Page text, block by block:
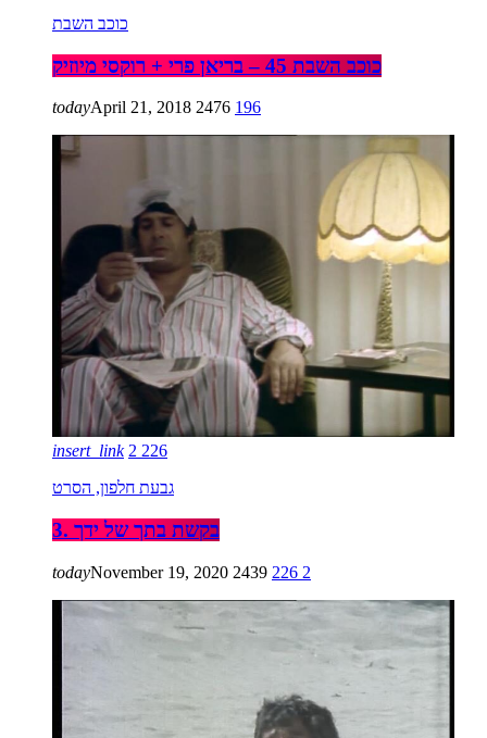
כוכב השבת
כוכב השבת 45 – בריאן פרי + רוקסי מיוזיק
todayApril 21, 2018 2476 196
insert_link 2 226
גבעת חלפון, הסרט
3. בקשת בתך של ידך
todayNovember 19, 2020 2439 226 2